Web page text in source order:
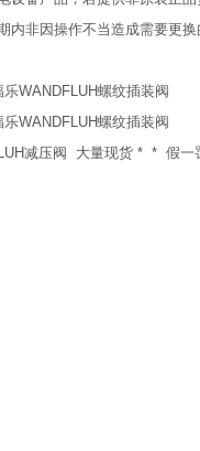
内非因操作不当造成需要更
WANDFLUH螺纹插装阀
WANDFLUH螺纹插装阀
减压阀 大量现货 * * 假一